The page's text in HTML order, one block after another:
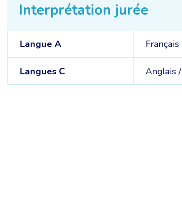
Interprétation jurée
Langue A Français
Langues C Anglais /